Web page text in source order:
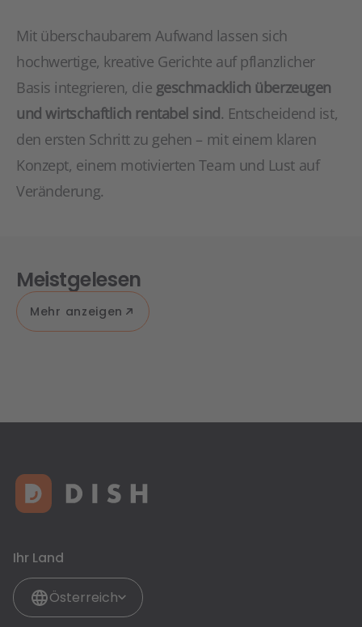
Mit überschaubarem Aufwand lassen sich
hochwertige, kreative Gerichte auf pflanzlicher
Basis integrieren, die geschmacklich überzeugen
und wirtschaftlich rentabel sind. Entscheidend ist,
den ersten Schritt zu gehen – mit einem klaren
Konzept, einem motivierten Team und Lust auf
Veränderung.
Meistgelesen
Mehr anzeigen
Ihr Land
Österreich